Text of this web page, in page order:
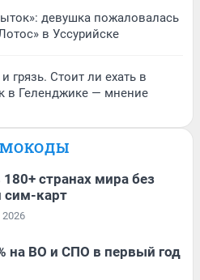
девушка пожаловалась
в Уссурийске
грязь. Стоит ли ехать в
в Геленджике — мнение
180+ странах мира без
сим-карт
2026
на ВО и СПО в первый год